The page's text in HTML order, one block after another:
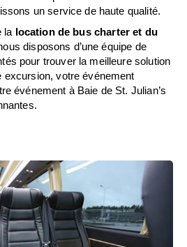
un service de haute qualité.
la location de bus charter et du
disposons d’une équipe de
pour trouver la meilleure solution
excursion, votre événement
événement à Baie de St. Julian’s